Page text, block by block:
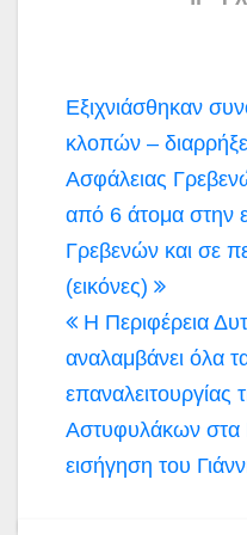
Πλοήγηση
άρθρων
Εξιχνιάσθηκαν
κλοπών –
Ασφάλειας
από 6 άτομα στην
Γρεβενών και σε
(εικόνες)
Η Περιφέρεια
αναλαμβάνει όλα
επαναλειτουργίας
Αστυφυλάκων στα
εισήγηση του